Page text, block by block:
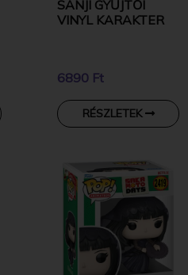
SANJI GYŰJTŐI
VINYL KARAKTER
6890 Ft
RÉSZLETEK